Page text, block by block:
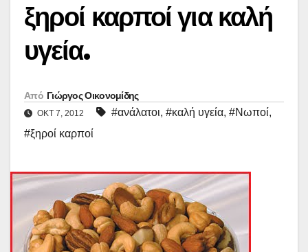
ξηροί καρποί για καλή
υγεία.
Από Γιώργος Οικονομίδης
ΟΚΤ 7, 2012 #ανάλατοι, #καλή υγεία, #Νωποί,
#ξηροί καρποί